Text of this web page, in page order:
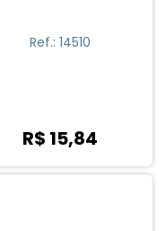
Ref.: 14510
R$ 15,84